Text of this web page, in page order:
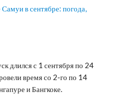
длился с 1 сентября по 24
время со 2-го по 14
и Бангкоке.